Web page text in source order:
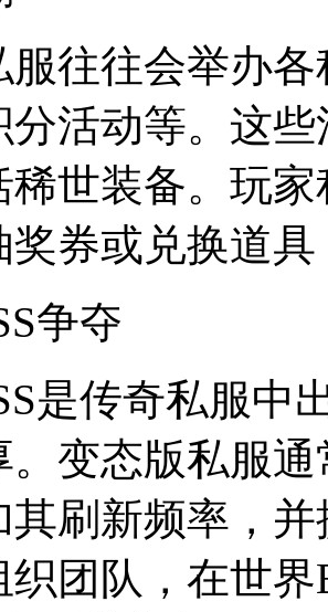
服往往会举办
分活动等。这
稀世装备。玩
奖券或兑换道
争夺
是传奇私服中
变态版私服
其刷新频率，
织团队，在世